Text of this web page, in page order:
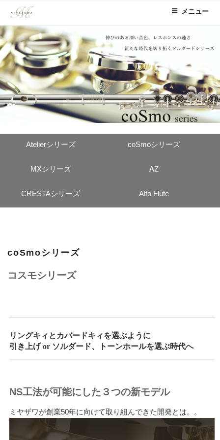
テ
ン
ツ
へ
ス
キ
ッ
メニュー
Atelierシリーズ coSmoシリーズ
MXシリーズ AZ
CRESTAシリーズ Alto Flute
coSmoシリーズ
コスモシリーズ
リングキィとカバードキィを選ぶように
引き上げ or ソルダード、トーンホールを選ぶ時代へ
NS工法が可能にした３つの新モデル
ミヤザワが創業50年に向けて取り組んできた開発とは。。